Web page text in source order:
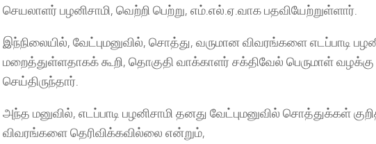
செயலாளர் பழனிசாமி, வெற்றி பெற்று, எம்.எல்.ஏ.வாக பதவியேற்றுள்ளார்.
இந்நிலையில், வேட்புமனுவில், சொத்து, வருமான விவரங்களை எடப்பாடி
மறைத்துள்ளதாகக் கூறி, தொகுதி வாக்காளர் சக்திவேல் பெருமாள்
செய்திருந்தார்.
அந்த மனுவில், எடப்பாடி பழனிசாமி தனது வேட்புமனுவில் சொத்துக்கள்
விவரங்களை தெரிவிக்கவில்லை என்றும்,